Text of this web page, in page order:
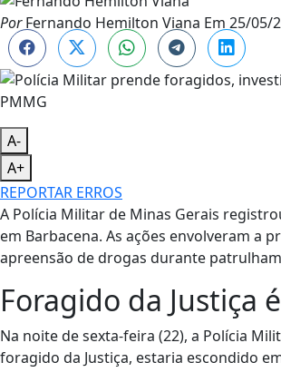
PorFernando Hemilton Viana Em 25/05/
PMMG
A-
A+
REPORTAR ERROS
A Polícia Militar de Minas Gerais
em Barbacena. As ações envolveram a
apreensão de drogas durante
Foragido da Justiça
Na noite de sexta-feira (22), a Polícia
foragido da Justiça, estaria escondido